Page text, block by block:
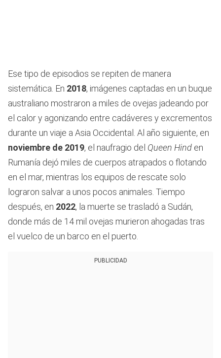
Ese tipo de episodios se repiten de manera
sistemática. En 2018, imágenes captadas en un buque
australiano mostraron a miles de ovejas jadeando por
el calor y agonizando entre cadáveres y excrementos
durante un viaje a Asia Occidental. Al año siguiente, en
noviembre de 2019, el naufragio del Queen Hind en
Rumanía dejó miles de cuerpos atrapados o flotando
en el mar, mientras los equipos de rescate solo
lograron salvar a unos pocos animales. Tiempo
después, en 2022, la muerte se trasladó a Sudán,
donde más de 14 mil ovejas murieron ahogadas tras
el vuelco de un barco en el puerto.
PUBLICIDAD